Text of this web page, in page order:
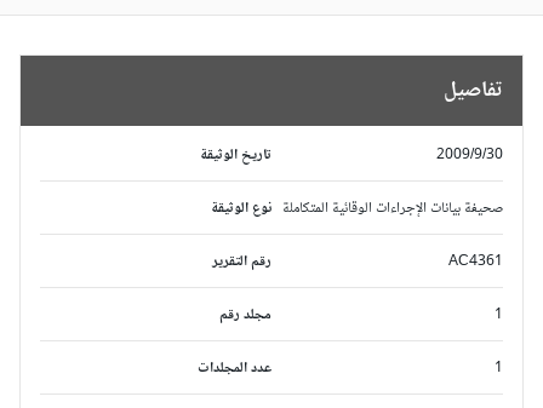
تفاصيل
تاريخ الوثيقة 2009/9/30
نوع الوثيقة صحيفة بيانات الإجراءات الوقائية المتكاملة
رقم التقرير AC4361
مجلد رقم
عدد المجلدات